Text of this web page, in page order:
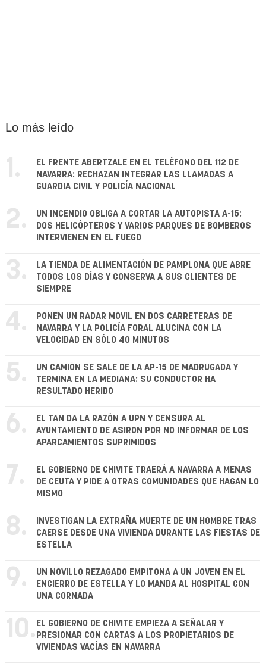
Lo más leído
1.
EL FRENTE ABERTZALE EN EL TELÉFONO DEL 112 DE
NAVARRA: RECHAZAN INTEGRAR LAS LLAMADAS A
GUARDIA CIVIL Y POLICÍA NACIONAL
2.
UN INCENDIO OBLIGA A CORTAR LA AUTOPISTA A-15:
DOS HELICÓPTEROS Y VARIOS PARQUES DE BOMBEROS
INTERVIENEN EN EL FUEGO
3.
LA TIENDA DE ALIMENTACIÓN DE PAMPLONA QUE ABRE
TODOS LOS DÍAS Y CONSERVA A SUS CLIENTES DE
SIEMPRE
4.
PONEN UN RADAR MÓVIL EN DOS CARRETERAS DE
NAVARRA Y LA POLICÍA FORAL ALUCINA CON LA
VELOCIDAD EN SÓLO 40 MINUTOS
5.
UN CAMIÓN SE SALE DE LA AP-15 DE MADRUGADA Y
TERMINA EN LA MEDIANA: SU CONDUCTOR HA
RESULTADO HERIDO
6.
EL TAN DA LA RAZÓN A UPN Y CENSURA AL
AYUNTAMIENTO DE ASIRON POR NO INFORMAR DE LOS
APARCAMIENTOS SUPRIMIDOS
7.
EL GOBIERNO DE CHIVITE TRAERÁ A NAVARRA A MENAS
DE CEUTA Y PIDE A OTRAS COMUNIDADES QUE HAGAN LO
MISMO
8.
INVESTIGAN LA EXTRAÑA MUERTE DE UN HOMBRE TRAS
CAERSE DESDE UNA VIVIENDA DURANTE LAS FIESTAS DE
ESTELLA
9.
UN NOVILLO REZAGADO EMPITONA A UN JOVEN EN EL
ENCIERRO DE ESTELLA Y LO MANDA AL HOSPITAL CON
UNA CORNADA
10. EL GOBIERNO DE CHIVITE EMPIEZA A SEÑALAR Y
PRESIONAR CON CARTAS A LOS PROPIETARIOS DE
VIVIENDAS VACÍAS EN NAVARRA